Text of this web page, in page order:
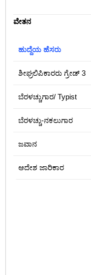
ವೇತನ
ಹುದ್ದೆಯ ಹೆಸರು
ಶೀಘ್ರಲಿಪಿಕಾರರು ಗ್ರೇಡ್‌ 3
ಬೆರಳಚ್ಚುಗಾರ/ Typist
ಬೆರಳಚ್ಚು-ನಕಲುಗಾರ
ಜವಾನ
ಆದೇಶ ಜಾರಿಕಾರ